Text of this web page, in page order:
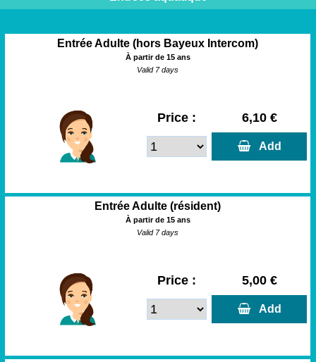
Entrée Adulte (hors Bayeux Intercom)
À partir de 15 ans
Valid 7 days
Price : 6,10 €
Add
Entrée Adulte (résident)
À partir de 15 ans
Valid 7 days
Price : 5,00 €
Add